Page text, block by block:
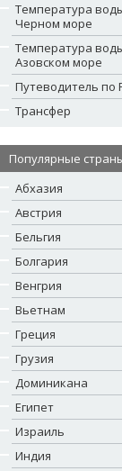
Температура
Черном море
Температура
Азовском море
Путеводитель по
Трансфер
Популярные
Абхазия
Австрия
Бельгия
Болгария
Венгрия
Вьетнам
Греция
Грузия
Доминикана
Египет
Израиль
Индия